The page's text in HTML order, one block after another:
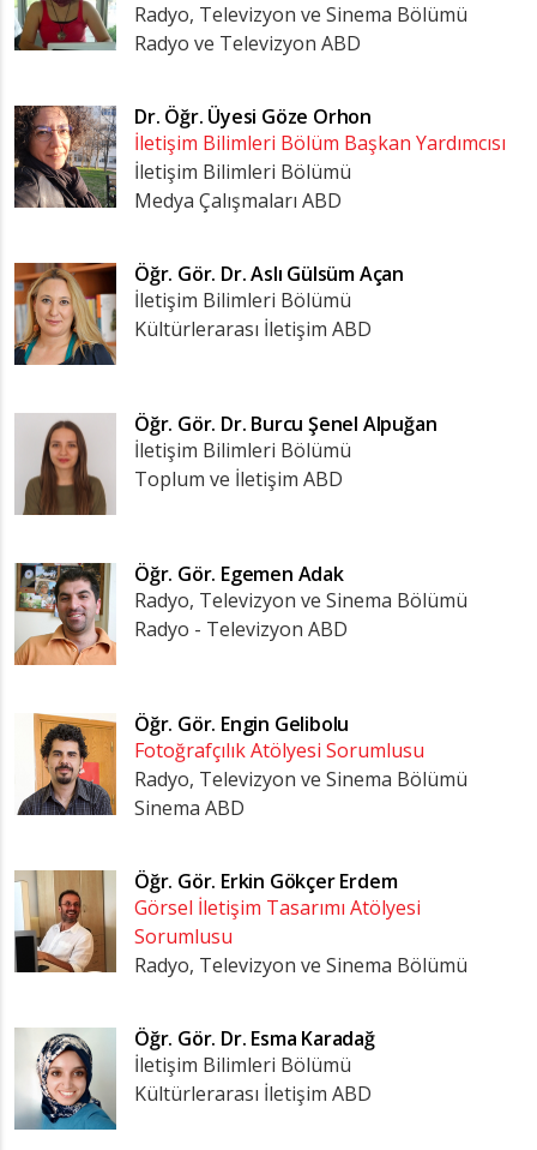
Radyo, Televizyon ve Sinema Bölümü
Radyo ve Televizyon ABD
Dr. Öğr. Üyesi Göze Orhon
İletişim Bilimleri Bölüm Başkan Yardımcısı
İletişim Bilimleri Bölümü
Medya Çalışmaları ABD
Öğr. Gör. Dr.Aslı Gülsüm Açan
İletişim Bilimleri Bölümü
Kültürlerarası İletişim ABD
Öğr. Gör. Dr. Burcu Şenel Alpuğan
İletişim Bilimleri Bölümü
Toplum ve İletişim ABD
Öğr. Gör. Egemen Adak
Radyo, Televizyon ve Sinema Bölümü
Radyo - Televizyon ABD
Öğr. Gör. Engin Gelibolu
Fotoğrafçılık Atölyesi Sorumlusu
Radyo, Televizyon ve Sinema Bölümü
Sinema ABD
Öğr. Gör. Erkin Gökçer Erdem
Görsel İletişim Tasarımı Atölyesi
Sorumlusu
Radyo, Televizyon ve Sinema Bölümü
Öğr. Gör. Dr. Esma Karadağ
İletişim Bilimleri Bölümü
Kültürlerarası İletişim ABD